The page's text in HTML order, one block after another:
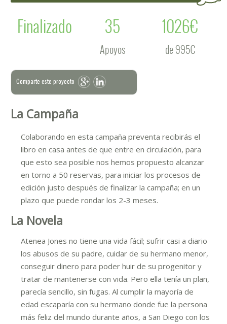
Finalizado
35
Apoyos
1026€
de 995€
Comparte este proyecto
La Campaña
Colaborando en esta campaña preventa recibirás el
libro en casa antes de que entre en circulación, para
que esto sea posible nos hemos propuesto alcanzar
en torno a 50 reservas, para iniciar los procesos de
edición justo después de finalizar la campaña; en un
plazo que puede rondar los 2-3 meses.
La Novela
Atenea Jones no tiene una vida fácil; sufrir casi a diario
los abusos de su padre, cuidar de su hermano menor,
conseguir dinero para poder huir de su progenitor y
tratar de mantenerse con vida. Pero ella tenía un plan,
parecía sencillo, sin fugas. Al cumplir la mayoría de
edad escaparía con su hermano donde fue la persona
más feliz del mundo durante años, a San Diego con los